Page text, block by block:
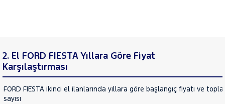
2. El FORD FIESTA Yıllara Göre Fiyat
Karşılaştırması
FORD FIESTA ikinci el ilanlarında yıllara göre başlangıç fiyatı ve
sayısı